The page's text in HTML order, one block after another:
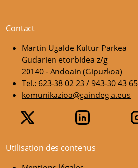
Contact
Martin Ugalde Kultur Parkea
Gudarien etorbidea z/g
20140 - Andoain (Gipuzkoa)
Tel.: 623-38 02 23 / 943-30 43 65
komunikazioa@gaindegia.eus
Utilisation des contenus